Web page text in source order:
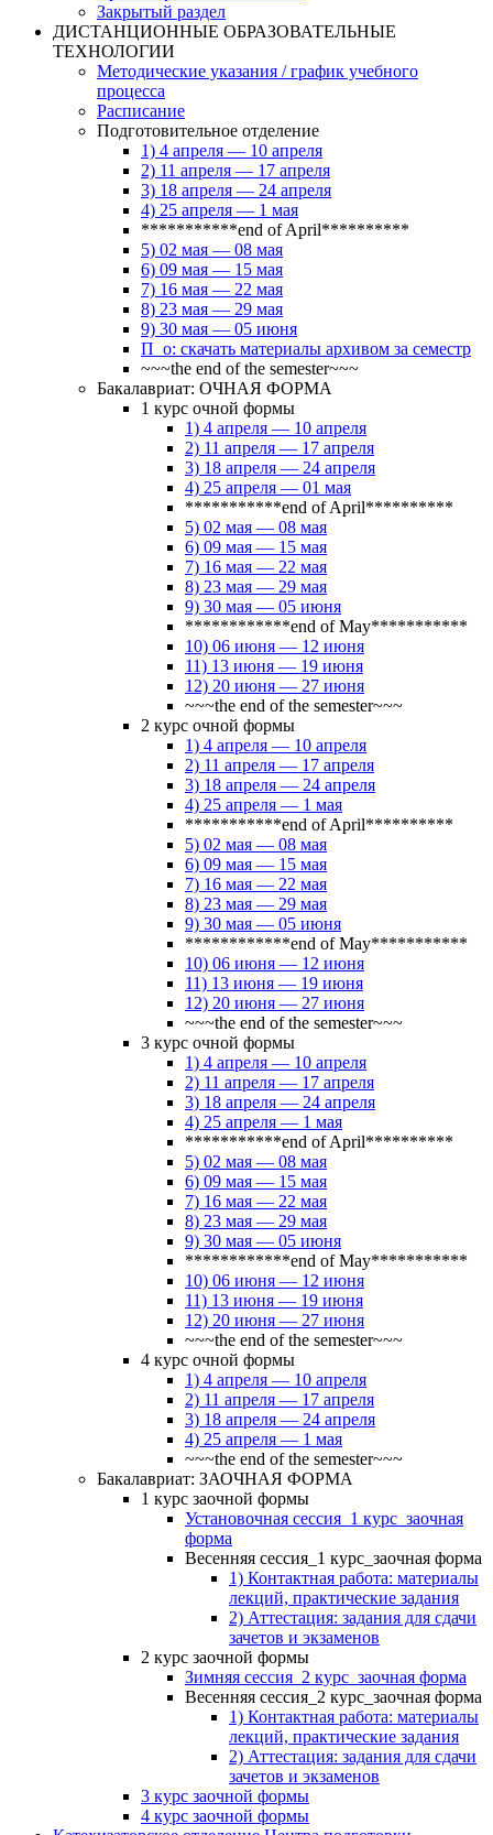
Закрытый раздел
ДИСТАНЦИОННЫЕ ОБРАЗОВАТЕЛЬНЫЕ
ТЕХНОЛОГИИ
Методические указания / график учебного
процесса
Расписание
Подготовительное отделение
1) 4 апреля — 10 апреля
2) 11 апреля — 17 апреля
3) 18 апреля — 24 апреля
4) 25 апреля — 1 мая
***********end of April**********
5) 02 мая — 08 мая
6) 09 мая — 15 мая
7) 16 мая — 22 мая
8) 23 мая — 29 мая
9) 30 мая — 05 июня
П_о: скачать материалы архивом за семестр
~~~the end of the semester~~~
Бакалавриат: ОЧНАЯ ФОРМА
1 курс очной формы
1) 4 апреля — 10 апреля
2) 11 апреля — 17 апреля
3) 18 апреля — 24 апреля
4) 25 апреля — 01 мая
***********end of April**********
5) 02 мая — 08 мая
6) 09 мая — 15 мая
7) 16 мая — 22 мая
8) 23 мая — 29 мая
9) 30 мая — 05 июня
************end of May***********
10) 06 июня — 12 июня
11) 13 июня — 19 июня
12) 20 июня — 27 июня
~~~the end of the semester~~~
2 курс очной формы
1) 4 апреля — 10 апреля
2) 11 апреля — 17 апреля
3) 18 апреля — 24 апреля
4) 25 апреля — 1 мая
***********end of April**********
5) 02 мая — 08 мая
6) 09 мая — 15 мая
7) 16 мая — 22 мая
8) 23 мая — 29 мая
9) 30 мая — 05 июня
************end of May***********
10) 06 июня — 12 июня
11) 13 июня — 19 июня
12) 20 июня — 27 июня
~~~the end of the semester~~~
3 курс очной формы
1) 4 апреля — 10 апреля
2) 11 апреля — 17 апреля
3) 18 апреля — 24 апреля
4) 25 апреля — 1 мая
***********end of April**********
5) 02 мая — 08 мая
6) 09 мая — 15 мая
7) 16 мая — 22 мая
8) 23 мая — 29 мая
9) 30 мая — 05 июня
************end of May***********
10) 06 июня — 12 июня
11) 13 июня — 19 июня
12) 20 июня — 27 июня
~~~the end of the semester~~~
4 курс очной формы
1) 4 апреля — 10 апреля
2) 11 апреля — 17 апреля
3) 18 апреля — 24 апреля
4) 25 апреля — 1 мая
~~~the end of the semester~~~
Бакалавриат: ЗАОЧНАЯ ФОРМА
1 курс заочной формы
Установочная сессия_1 курс_заочная
форма
Весенняя сессия_1 курс_заочная форма
1) Контактная работа: материалы
лекций, практические задания
2) Аттестация: задания для сдачи
зачетов и экзаменов
2 курс заочной формы
Зимняя сессия_2 курс_заочная форма
Весенняя сессия_2 курс_заочная форма
1) Контактная работа: материалы
лекций, практические задания
2) Аттестация: задания для сдачи
зачетов и экзаменов
3 курс заочной формы
4 курс заочной формы